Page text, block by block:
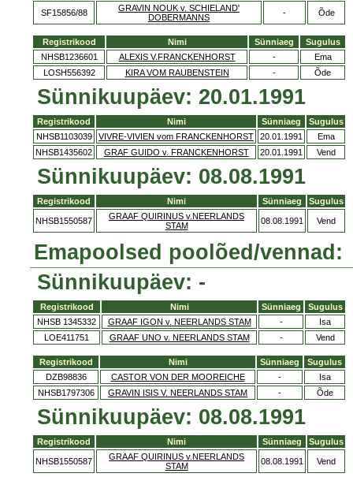
SF15856/88
GRAVIN NOUK v. SCHIELAND'
DOBERMANNS
- Õde
Registrikood Nimi Sünniaeg
Sugulus
NHSB1236601
ALEXIS V.FRANCKENHORST -
Ema
LOSH556392
KIRA VOM RAUBENSTEIN - Õde
Sünnikuupäev: 20.01.1991
Registrikood Nimi Sünniaeg
Sugulus
NHSB1103039
VIVRE-VIVIEN vom FRANCKENHORST 20.01.1991
Ema
NHSB1435602
GRAF GUIDO v. FRANCKENHORST 20.01.1991 Vend
Sünnikuupäev: 08.08.1991
Registrikood Nimi Sünniaeg Sugulus
NHSB1550587
GRAAF QUIRINUS v.NEERLANDS
STAM
08.08.1991 Vend
Emapoolsed poolõed/vennad:
Sünnikuupäev: -
Registrikood Nimi Sünniaeg
Sugulus
NHSB 1345332
GRAAF IGON v. NEERLANDS STAM -
Isa
LOE411751
GRAAF UNO v. NEERLANDS STAM - Vend
Registrikood Nimi Sünniaeg
Sugulus
DZB98836
CASTOR VON DER MOOREICHE -
Isa
NHSB1797306
GRAVIN ISIS V. NEERLANDS STAM - Õde
Sünnikuupäev: 08.08.1991
Registrikood Nimi Sünniaeg Sugulus
NHSB1550587
GRAAF QUIRINUS v.NEERLANDS
STAM
08.08.1991 Vend